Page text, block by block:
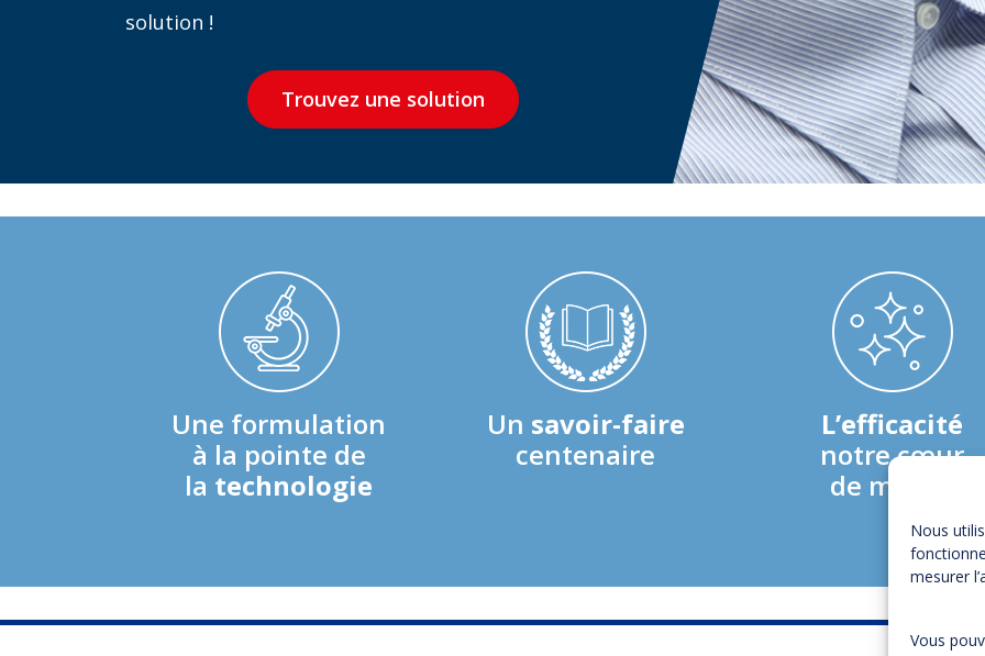
Nous
mesurer
Vous
solution !
Trouvez une solution
Une formulation
à la pointe de
la technologie
Un savoir-faire
centenaire
L’efficacité
notre cœur
de métier